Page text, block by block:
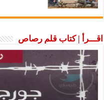
اقـــرأ | كتاب قلم رصاص